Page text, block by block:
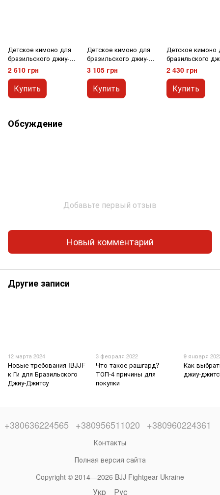
Детское кимоно для
бразильского джиу-
джитсу Firepower
Classic Черное М00
2 610 грн
Купить
Детское кимоно для
бразильского джиу-
джитсу Bad Boy Limited
Series Черное M0
3 105 грн
Купить
Детское кимоно
бразильского
джитсу Firepower
Standart 2.0
2 430 грн
Купить
Обсуждение
Добавьте первый отзыв
Новый комментарий
Другие записи
12 марта 2024
Новые требования IBJJF
к Ги для Бразильского
Джиу-Джитсу
3 февраля 2022
Что такое рашгард?
ТОП-4 причины для
покупки
9 января
Как
джиу-
+380636224565 +380956511020 +380960224361
Контакты
Полная версия сайта
Copyright © 2014—2026 BJJ Fightgear Ukraine
Укр Рус